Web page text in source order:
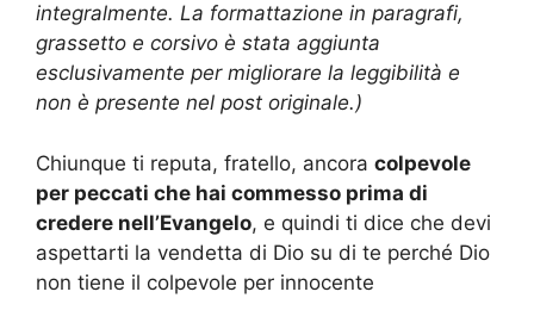
integralmente. La formattazione in paragrafi,
grassetto e corsivo è stata aggiunta
esclusivamente per migliorare la leggibilità e
non è presente nel post originale.)
Chiunque ti reputa, fratello, ancora colpevole
per peccati che hai commesso prima di
credere nell’Evangelo, e quindi ti dice che devi
aspettarti la vendetta di Dio su di te perché Dio
non tiene il colpevole per innocente